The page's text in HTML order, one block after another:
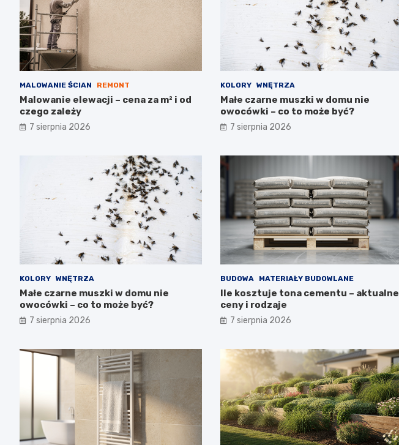
MALOWANIE ŚCIAN REMONT
Malowanie elewacji – cena za m² i od
czego zależy
7 sierpnia 2026
KOLORY WNĘTRZA
Małe czarne muszki w domu nie
owocówki – co to może być?
7 sierpnia 2026
KOLORY WNĘTRZA
Małe czarne muszki w domu nie
owocówki – co to może być?
7 sierpnia 2026
BUDOWA MATERIAŁY BUDOWLANE
Ile kosztuje tona cementu – aktualne
ceny i rodzaje
7 sierpnia 2026